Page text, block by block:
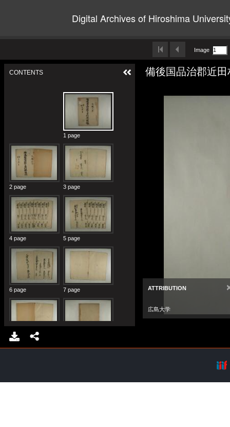
Digital Archives of Hiroshima